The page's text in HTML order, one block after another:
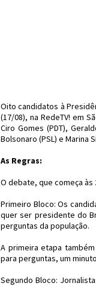
Oito candidatos à
(17/08), na RedeTV! em
Ciro Gomes (PDT),
Bolsonaro (PSL) e Marina
As Regras:
O debate, que começa
Primeiro Bloco: Os
quer ser presidente do
perguntas da população.
A primeira etapa
para perguntas, um
Segundo Bloco: